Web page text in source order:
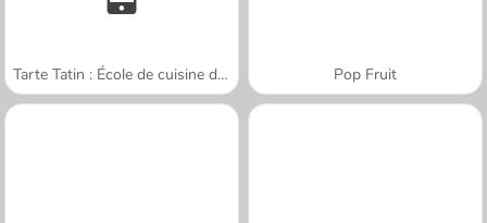
Tarte Tatin : École de cuisine de Sara Pop Fruit